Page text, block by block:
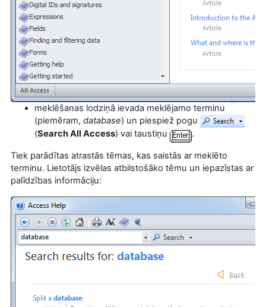
meklēšanas lodziņā ievada meklējamo terminu
(piemēram, database) un piespiež pogu
(Search All Access) vai taustiņu .
Tiek parādītas atrastās tēmas, kas saistās ar meklēto
terminu. Lietotājs izvēlas atbilstošāko tēmu un iepazīstas ar
palīdzības informāciju: